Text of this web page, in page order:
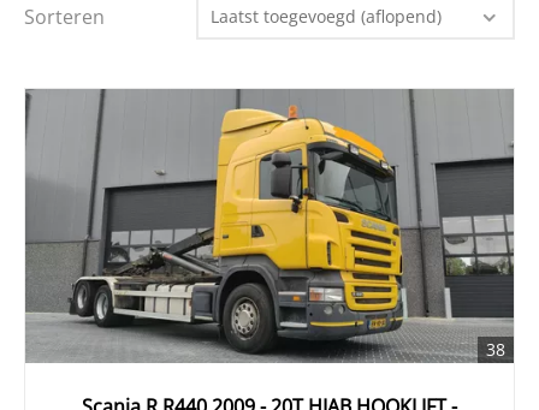
Sorteren Laatst toegevoegd (aflopend)
38